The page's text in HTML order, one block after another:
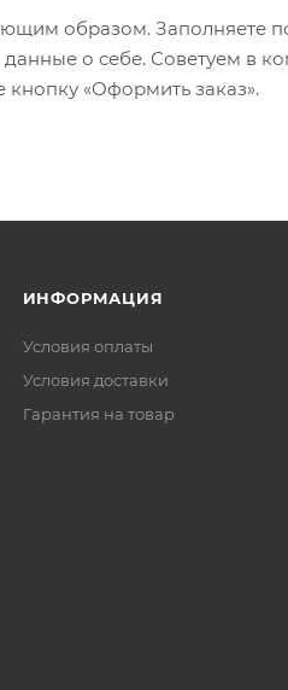
образом. Заполняете
о себе. Советуем в
«Оформить заказ».
ИНФОРМАЦИЯ
Условия оплаты
Условия доставки
Гарантия на товар